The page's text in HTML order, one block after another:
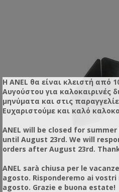
Η ANEL θα είναι κλειστή από
Αυγούστου για
μηνύματα και στις
Ευχαριστούμε και καλό
ANEL will be closed for
until August 23rd. We will
orders after August 23rd.
ANEL sarà chiusa per le
agosto. Risponderemo ai
agosto. Grazie e buona estate!